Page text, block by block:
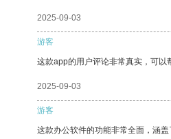
2025-09-03
游客
这款app的用户评论非常真实，可以
2025-09-03
游客
这款办公软件的功能非常全面，涵